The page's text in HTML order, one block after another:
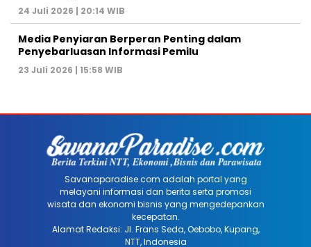
24 Juli 2026 | 20:14 WIB
Media Penyiaran Berperan Penting dalam
Penyebarluasan Informasi Pemilu
23 Juli 2026 | 15:58 WIB
Savanaparadise.com adalah portal yang
melayani informasi dan berita serta promosi
wisata dan ekonomi bisnis yang mengedepankan
kecepatan.
Alamat Redaksi: Jl. Frans Seda, Oebobo, Kupang,
NTT, Indonesia